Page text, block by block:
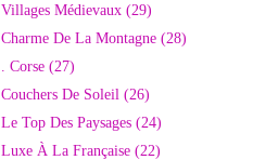
Villages Médievaux (29)
Charme De La Montagne (28)
. Corse (27)
Couchers De Soleil (26)
Le Top Des Paysages (24)
Luxe À La Française (22)